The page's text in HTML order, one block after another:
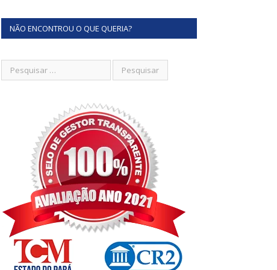
NÃO ENCONTROU O QUE QUERIA?